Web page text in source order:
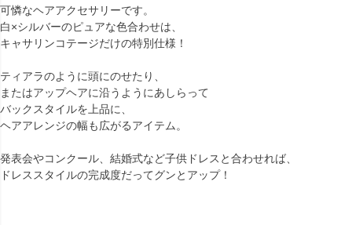
可憐なヘアアクセサリーです。
白×シルバーのピュアな色合わせは、
キャサリンコテージだけの特別仕様！
ティアラのように頭にのせたり、
またはアップヘアに沿うようにあしらって
バックスタイルを上品に、
ヘアアレンジの幅も広がるアイテム。
発表会やコンクール、結婚式など子供ドレスと合わせれば、
ドレススタイルの完成度だってグンとアップ！